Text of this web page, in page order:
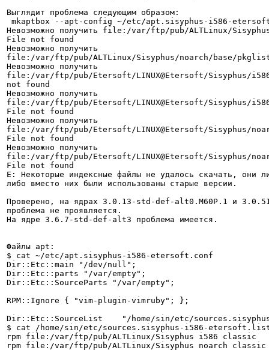
Выглядит проблема следующим образом:
Невозможно получить file:/var/ftp/pub/ALTLinux/
File not found
Невозможно получить
file:/var/ftp/pub/ALTLinux/Sisyphus/noarch/base/
Невозможно получить
file:/var/ftp/pub/Etersoft/LINUX@Etersoft/Sisyphus/
not found
Невозможно получить
file:/var/ftp/pub/Etersoft/LINUX@Etersoft/Sisyphus/
File not found
Невозможно получить
file:/var/ftp/pub/Etersoft/LINUX@Etersoft/Sisyphus/
File not found
Невозможно получить
file:/var/ftp/pub/Etersoft/LINUX@Etersoft/Sisyphus/
File not found
E: Некоторые индексные файлы не удалось скачать, они
либо вместо них были использованы старые версии.
Проверено, на ядрах 3.0.13-std-def-alt0.M60P.1 и
проблема не проявляется.
На ядре 3.6.7-std-def-alt3 проблема имеется.
Файлы apt:
$ cat ~/etc/apt.sisyphus-i586-etersoft.conf
Dir::Etc::main "/dev/null";
Dir::Etc::parts "/var/empty";
Dir::Etc::SourceParts "/var/empty";
RPM::Ignore { "vim-plugin-vimruby"; };
Dir::Etc::SourceList    "/home/sin/etc/
$ cat /home/sin/etc/sources.sisyphus-i586-
rpm file:/var/ftp/pub/ALTLinux/Sisyphus i586 classic
rpm file:/var/ftp/pub/ALTLinux/Sisyphus noarch classic